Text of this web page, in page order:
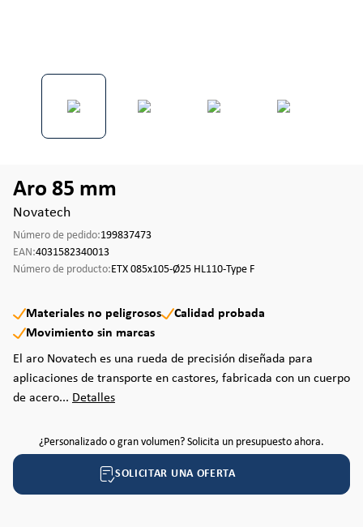
Aro 85 mm
Novatech
Número de pedido:199837473
EAN:4031582340013
Número de producto:ETX 085x105-Ø25 HL110-Type F
Materiales no peligrosos
Calidad probada
Movimiento sin marcas
El aro Novatech es una rueda de precisión diseñada para
aplicaciones de transporte en castores, fabricada con un cuerpo
de acero... Detalles
¿Personalizado o gran volumen? Solicita un presupuesto ahora.
SOLICITAR UNA OFERTA